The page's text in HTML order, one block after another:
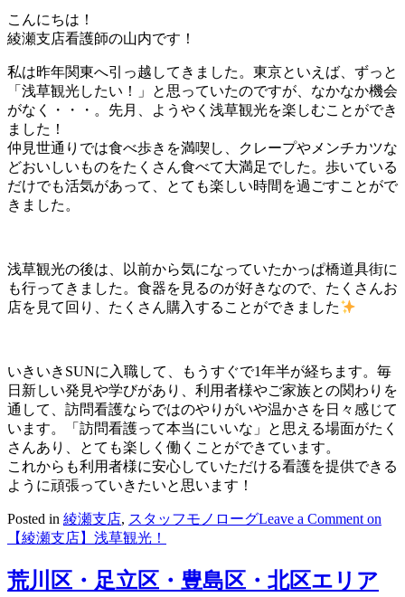
こんにちは！
綾瀬支店看護師の山内です！
私は昨年関東へ引っ越してきました。東京といえば、ずっと
「浅草観光したい！」と思っていたのですが、なかなか機会
がなく・・・。先月、ようやく浅草観光を楽しむことができ
ました！
仲見世通りでは食べ歩きを満喫し、クレープやメンチカツな
どおいしいものをたくさん食べて大満足でした。歩いている
だけでも活気があって、とても楽しい時間を過ごすことがで
きました。
浅草観光の後は、以前から気になっていたかっぱ橋道具街に
も行ってきました。食器を見るのが好きなので、たくさんお
店を見て回り、たくさん購入することができました
いきいきSUNに入職して、もうすぐで1年半が経ちます。毎
日新しい発見や学びがあり、利用者様やご家族との関わりを
通して、訪問看護ならではのやりがいや温かさを日々感じて
います。「訪問看護って本当にいいな」と思える場面がたく
さんあり、とても楽しく働くことができています。
これからも利用者様に安心していただける看護を提供できる
ように頑張っていきたいと思います！
Posted in 綾瀬支店, スタッフモノローグLeave a Comment on
【綾瀬支店】浅草観光！
荒川区・足立区・豊島区・北区エリア